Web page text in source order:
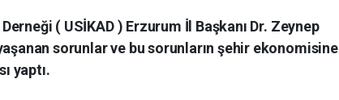
( USİKAD ) Erzurum İl Başkanı Dr. Zeynep
sorunlar ve bu sorunların şehir ekonomisine
yaptı.